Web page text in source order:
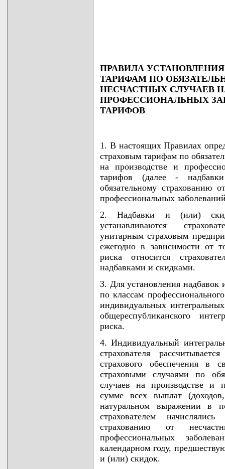
ПРАВИЛА
ТАРИФАМ ПО
НЕСЧАСТНЫХ СЛУЧАЕВ
ПРОФЕССИОНАЛЬНЫХ
ТАРИФОВ
1. В настоящих Правилах
страховым тарифам по
на производстве и
тарифов (далее -
обязательному страхованию
профессиональных
2. Надбавки и (или)
устанавливаются
унитарным страховым
ежегодно в зависимости от
риска относится
надбавками и скидками.
3. Для установления надбавок
по классам
индивидуальных
общереспубликанского
риска.
4. Индивидуальный
страхователя
страхового обеспечения в
страховыми случаями по
случаев на производстве и
сумме всех выплат
натуральном выражении в
страхователем
страхованию от
профессиональных
календарном году,
и (или) скидок.